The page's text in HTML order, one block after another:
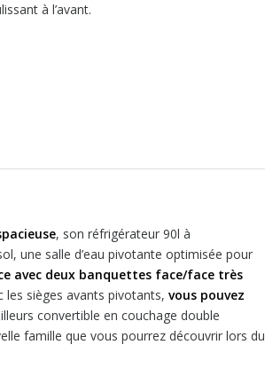
à l’avant.
, son réfrigérateur 90l à
une salle d’eau pivotante optimisée pour
avec deux banquettes face/face très
les sièges avants pivotants, vous pouvez
convertible en couchage double
famille que vous pourrez découvrir lors du